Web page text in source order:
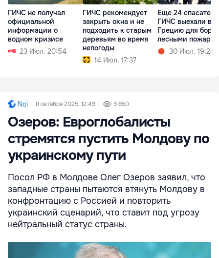
ГИЧС не получал
официальной
информации о
водном кризисе
23 Июл. 20:54
ГИЧС рекомендует
закрыть окна и не
подходить к старым
деревьям во время
непогоды
14 Июл. 17:37
Еще 24 спасателя
ГИЧС выехали в
Грецию для
лесными
30 Июл. 19:24
Noi 8 октября 2025, 12:49 9 650
Озеров: Евроглобалисты
стремятся пустить Молдову по
украинскому пути
Посол РФ в Молдове Олег Озеров заявил, что
западные страны пытаются втянуть Молдову в
конфронтацию с Россией и повторить
украинский сценарий, что ставит под угрозу
нейтральный статус страны.